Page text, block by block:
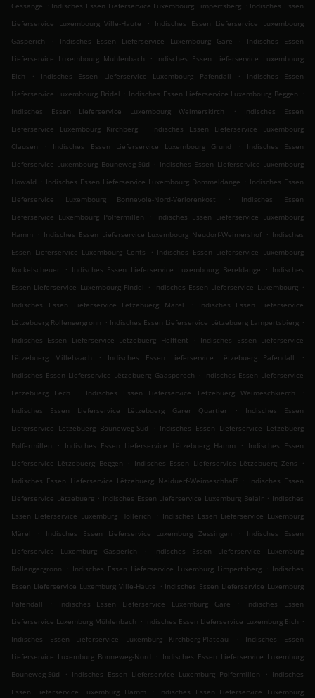
Cessange . Indisches Essen Lieferservice Luxembourg Limpertsberg . Indisches Essen
Lieferservice Luxembourg Ville-Haute
.
Indisches Essen Lieferservice Luxembourg
Gasperich
. Indisches Essen Lieferservice Luxembourg Gare .
Indisches Essen
Lieferservice Luxembourg Muhlenbach
. Indisches Essen Lieferservice Luxembourg
Eich
. Indisches Essen Lieferservice Luxembourg Pafendall .
Indisches Essen
Lieferservice Luxembourg Bridel . Indisches Essen Lieferservice Luxembourg Beggen .
Indisches Essen Lieferservice Luxembourg Weimerskirch
.
Indisches Essen
Lieferservice Luxembourg Kirchberg
.
Indisches Essen Lieferservice Luxembourg
Clausen
. Indisches Essen Lieferservice Luxembourg Grund .
Indisches Essen
Lieferservice Luxembourg Bouneweg-Süd . Indisches Essen Lieferservice Luxembourg
Howald . Indisches Essen Lieferservice Luxembourg Dommeldange . Indisches Essen
Lieferservice Luxembourg Bonnevoie-Nord-Verlorenkost
.
Indisches Essen
Lieferservice Luxembourg Polfermillen
. Indisches Essen Lieferservice Luxembourg
Hamm
. Indisches Essen Lieferservice Luxembourg Neudorf-Weimershof . Indisches
Essen Lieferservice Luxembourg Cents
. Indisches Essen Lieferservice Luxembourg
Kockelscheuer
. Indisches Essen Lieferservice Luxembourg Bereldange . Indisches
Essen Lieferservice Luxembourg Findel . Indisches Essen Lieferservice Luxembourg .
Indisches Essen Lieferservice Lëtzebuerg Märel
.
Indisches Essen Lieferservice
Lëtzebuerg Rollengergronn . Indisches Essen Lieferservice Lëtzebuerg Lampertsbierg .
Indisches Essen Lieferservice Lëtzebuerg Helftent
. Indisches Essen Lieferservice
Lëtzebuerg Millebaach
. Indisches Essen Lieferservice Lëtzebuerg Pafendall
.
Indisches Essen Lieferservice Lëtzebuerg Gaasperech . Indisches Essen Lieferservice
Lëtzebuerg Eech
. Indisches Essen Lieferservice Lëtzebuerg Weimeschkierch
.
Indisches Essen Lieferservice Lëtzebuerg Garer Quartier
.
Indisches Essen
Lieferservice Lëtzebuerg Bouneweg-Süd
. Indisches Essen Lieferservice Lëtzebuerg
Polfermillen
. Indisches Essen Lieferservice Lëtzebuerg Hamm .
Indisches Essen
Lieferservice Lëtzebuerg Beggen
. Indisches Essen Lieferservice Lëtzebuerg Zens
.
Indisches Essen Lieferservice Lëtzebuerg Neiduerf-Weimeschhaff . Indisches Essen
Lieferservice Lëtzebuerg . Indisches Essen Lieferservice Luxemburg Belair . Indisches
Essen Lieferservice Luxemburg Hollerich
. Indisches Essen Lieferservice Luxemburg
Märel
. Indisches Essen Lieferservice Luxemburg Zessingen .
Indisches Essen
Lieferservice Luxemburg Gasperich
.
Indisches Essen Lieferservice Luxemburg
Rollengergronn
. Indisches Essen Lieferservice Luxemburg Limpertsberg . Indisches
Essen Lieferservice Luxemburg Ville-Haute . Indisches Essen Lieferservice Luxemburg
Pafendall
. Indisches Essen Lieferservice Luxemburg Gare .
Indisches Essen
Lieferservice Luxemburg Mühlenbach . Indisches Essen Lieferservice Luxemburg Eich .
Indisches Essen Lieferservice Luxemburg Kirchberg-Plateau
.
Indisches Essen
Lieferservice Luxemburg Bonneweg-Nord
. Indisches Essen Lieferservice Luxemburg
Bouneweg-Süd
. Indisches Essen Lieferservice Luxemburg Polfermillen . Indisches
Essen Lieferservice Luxemburg Hamm
. Indisches Essen Lieferservice Luxemburg